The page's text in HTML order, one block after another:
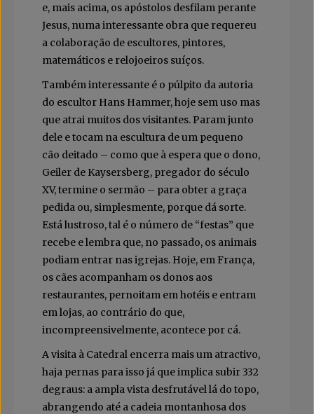
e, mais acima, os apóstolos desfilam perante
Jesus, numa interessante obra que requereu
a colaboração de escultores, pintores,
matemáticos e relojoeiros suíços.
Também interessante é o púlpito da autoria
do escultor Hans Hammer, hoje sem uso mas
que atrai muitos dos visitantes. Param junto
dele e tocam na escultura de um pequeno
cão deitado – como que à espera que o dono,
Geiler de Kaysersberg, pregador do século
XV, termine o sermão – para obter a graça
pedida ou, simplesmente, porque dá sorte.
Está lustroso, tal é o número de “festas” que
recebe e lembra que, no passado, os animais
podiam entrar nas igrejas. Hoje, em França,
os cães acompanham os donos aos
restaurantes, pernoitam em hotéis e entram
em lojas, ao contrário do que,
incompreensivelmente, acontece por cá.
A visita à Catedral encerra mais um atractivo,
haja pernas para isso já que implica subir 332
degraus: a ampla vista desfrutável lá do topo,
abrangendo até a cadeia montanhosa dos